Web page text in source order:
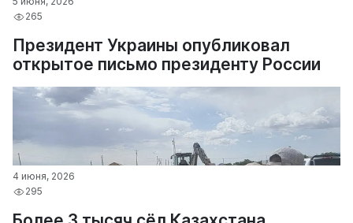
265
Президент Украины опубликовал
открытое письмо президенту России
4 июня, 2026
295